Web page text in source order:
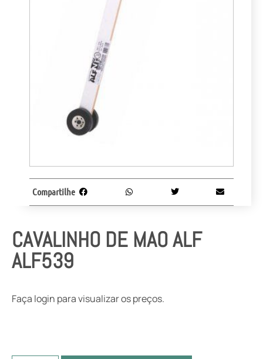
CAVALINHO DE MAO ALF
ALF539
Faça login para visualizar os preços.
Compartilhe